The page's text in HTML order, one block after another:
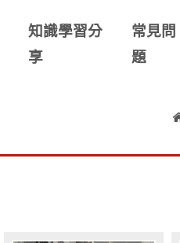
知識學習分
享
常見問
題